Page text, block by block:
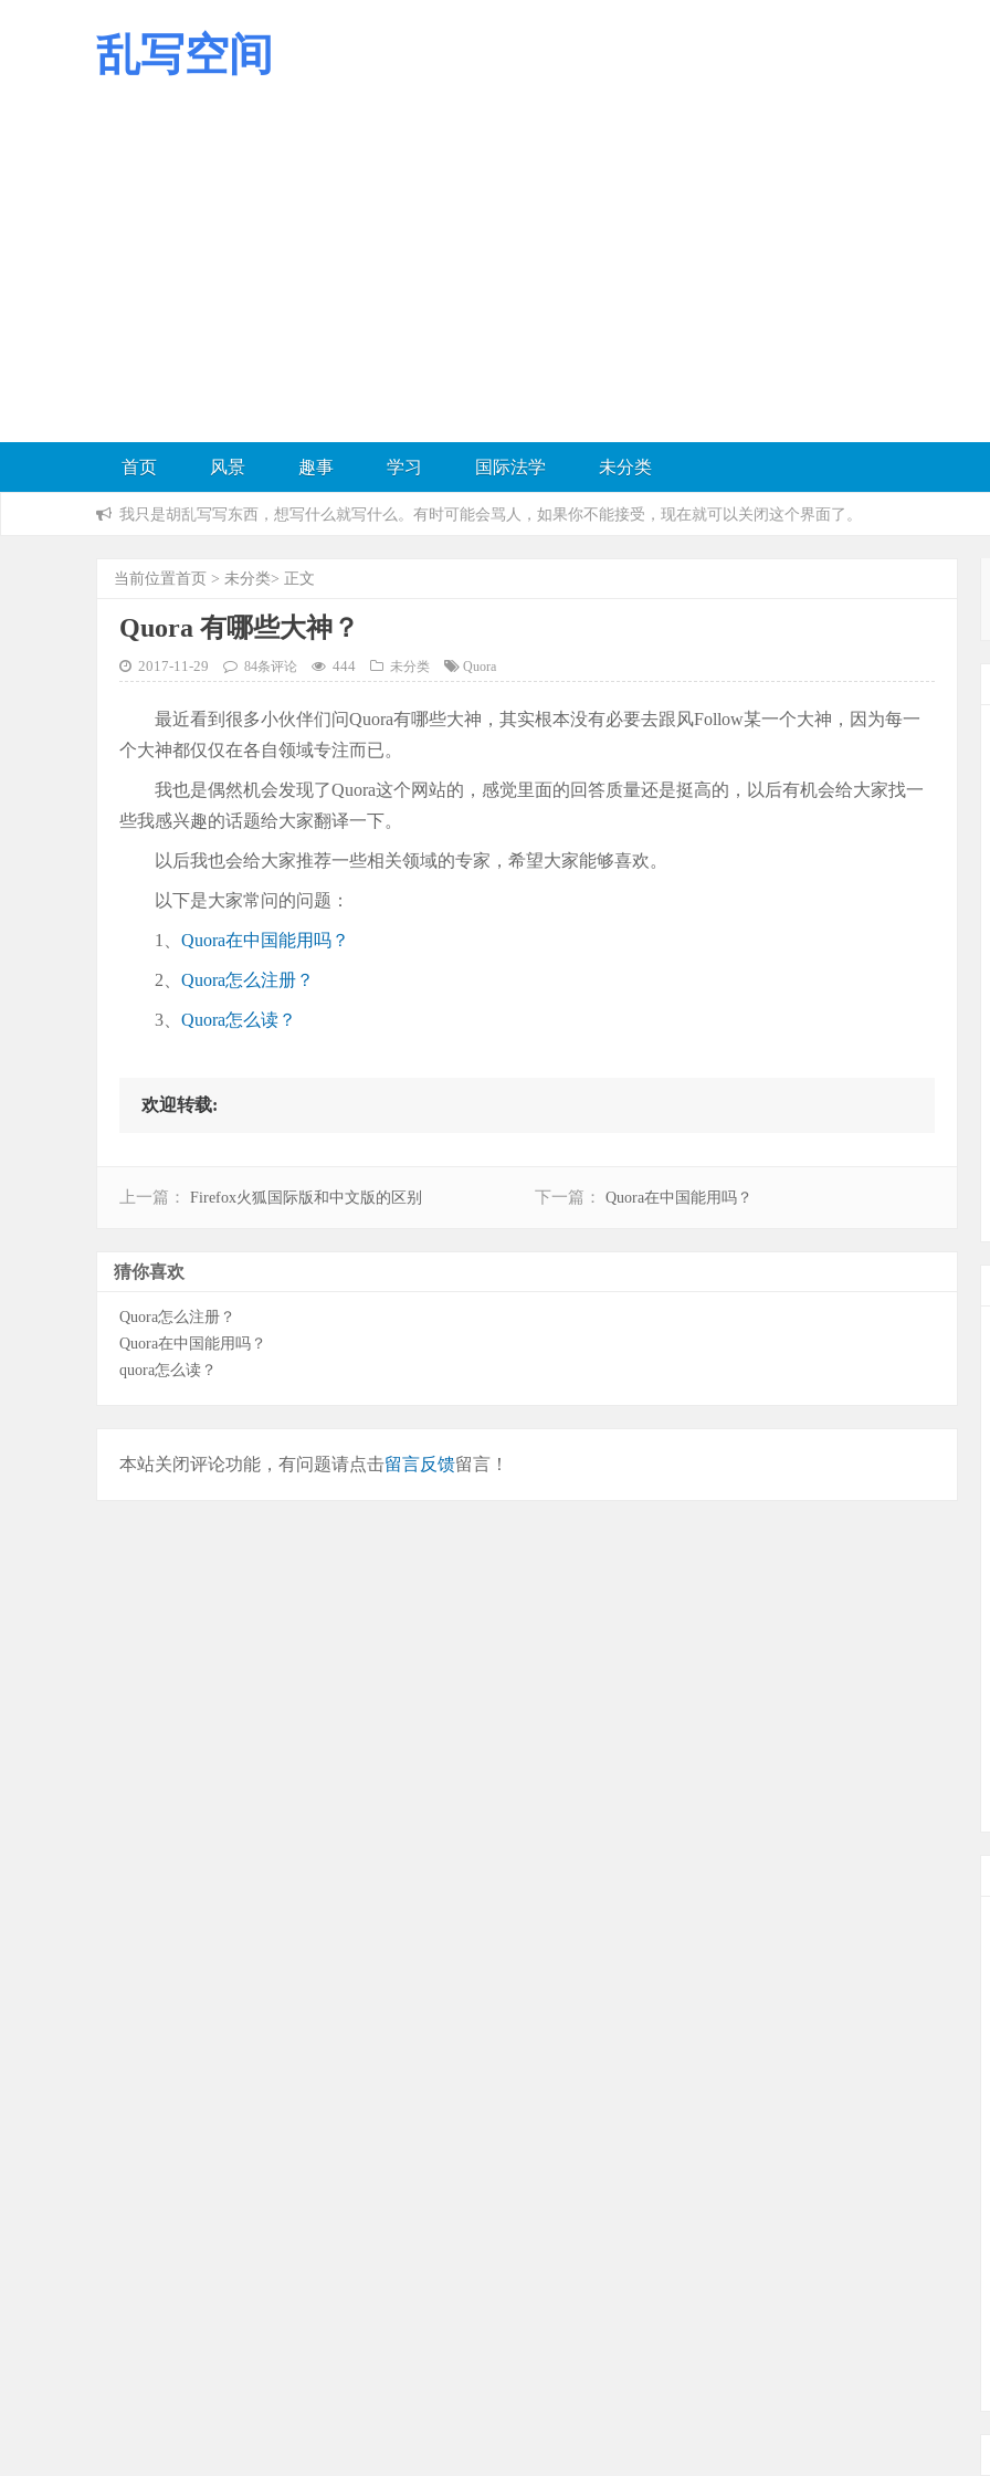
乱写空间
首页 风景 趣事 学习 国际法学 未分类
我只是胡乱写写东西，想写什么就写什么。有时可能会骂人，如果你不能接受，现在就可以关闭这个界面了。
当前位置首页 > 未分类> 正文
Quora 有哪些大神？
2017-11-29 84条评论 444 未分类 Quora
最近看到很多小伙伴们问Quora有哪些大神，其实根本没有必要去跟风Follow某一个大神，因为每一
个大神都仅仅在各自领域专注而已。
我也是偶然机会发现了Quora这个网站的，感觉里面的回答质量还是挺高的，以后有机会给大家找一
些我感兴趣的话题给大家翻译一下。
以后我也会给大家推荐一些相关领域的专家，希望大家能够喜欢。
以下是大家常问的问题：
1、 Quora在中国能用吗？
2、 Quora怎么注册？
3、 Quora怎么读？
欢迎转载:
上一篇： Firefox火狐国际版和中文版的区别 下一篇：Quora在中国能用吗？
猜你喜欢
Quora怎么注册？
Quora在中国能用吗？
quora怎么读？
本站关闭评论功能，有问题请点击留言反馈留言！